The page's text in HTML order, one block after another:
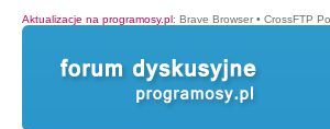
Aktualizacje na programosy.pl: Brave Browser • CrossFTP